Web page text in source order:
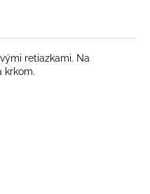
retiazkami. Na
krkom.